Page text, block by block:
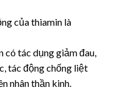
của thiamin là
tác dụng giảm đau,
tác động chống liệt
nhân thần kinh.